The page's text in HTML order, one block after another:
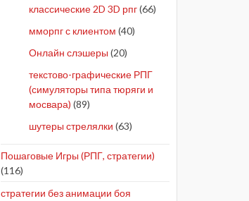
классические 2D 3D рпг(66)
мморпг с клиентом (40)
Онлайн слэшеры (20)
текстово-графические РПГ
(симуляторы типа тюряги и
мосвара) (89)
шутеры стрелялки (63)
Пошаговые Игры (РПГ, стратегии)
(116)
стратегии без анимации боя